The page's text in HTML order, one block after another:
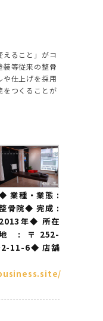
えること」がコ
装等従来の整骨
や仕上げを採用
をつくることが
業種・業態 :
骨院◆ 完成 :
2013年◆ 所在
: 〒252-
2-11-6◆ 店舗